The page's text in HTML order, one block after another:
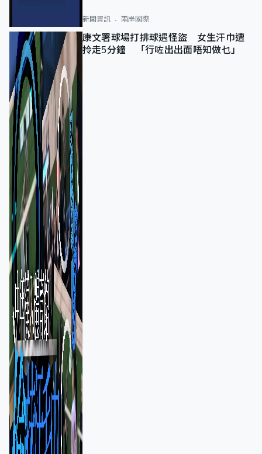
新聞資訊 兩岸國際
康文署球場打排球遇怪盜 女生汗巾遭
拎走5分鐘 「行咗出出面唔知做乜」